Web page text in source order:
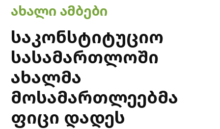
POSTED
IN
ᲐᲮᲐᲚᲘ ᲐᲛᲑᲔᲑᲘ
საკონსტიტუციო
სასამართლოში
ახალმა
მოსამართლეებმა
ფიცი დადეს